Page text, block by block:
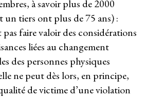
à savoir plus de 2000
un tiers ont plus de 75 ans) :
faire valoir des considérations
liées au changement
des personnes physiques
ne peut dès lors, en principe,
de victime d’une violation